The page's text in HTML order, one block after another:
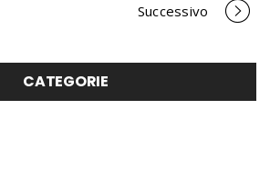
Successivo
CATEGORIE